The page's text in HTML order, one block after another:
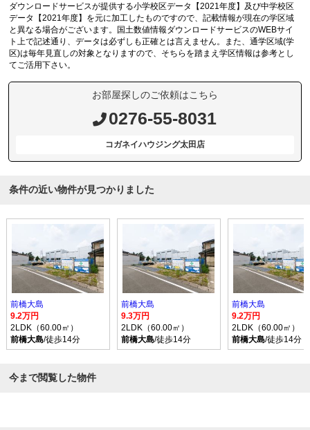
ダウンロードサービスが提供する小学校区データ【2021年度】及び中学校区
データ【2021年度】を元に加工したものですので、記載情報が現在の学区域
と異なる場合がございます。国土数値情報ダウンロードサービスのWEBサイ
ト上で記述通り、データは必ずしも正確とは言えません。また、通学区域(学
区)は毎年見直しの対象となりますので、そちらを踏まえ学区情報は参考とし
てご活用下さい。
お部屋探しのご依頼はこちら
0276-55-8031
コガネイハウジング太田店
条件の近い物件が見つかりました
前橋大島
9.2万円
2LDK（60.00㎡）
前橋大島/徒歩14分
前橋大島
9.3万円
2LDK（60.00㎡）
前橋大島/徒歩14分
前橋大島
9.2万円
2LDK（60.00㎡）
前橋大島/徒歩14分
今まで閲覧した物件